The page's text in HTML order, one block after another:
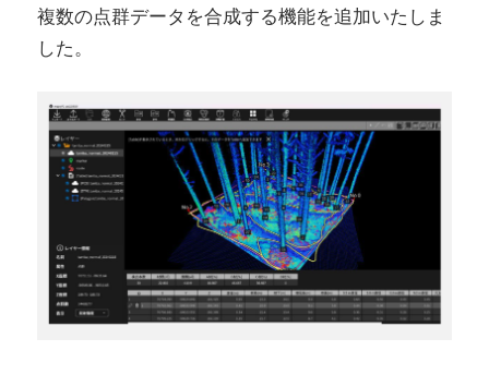
複数の点群データを合成する機能を追加いたしま
した。